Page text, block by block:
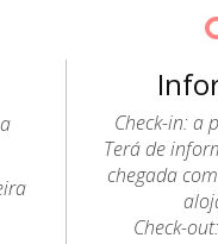
Check-in: a
Terá de
chegada
Check-